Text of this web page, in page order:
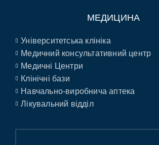
МЕДИЦИНА
Університетська клініка
Медичний консультативний центр
Медичні Центри
Клінічні бази
Навчально-виробнича аптека
Лікувальний відділ